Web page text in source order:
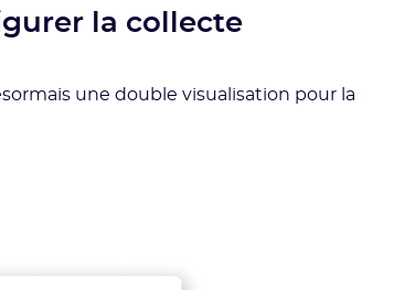
la collecte
une double visualisation pour la